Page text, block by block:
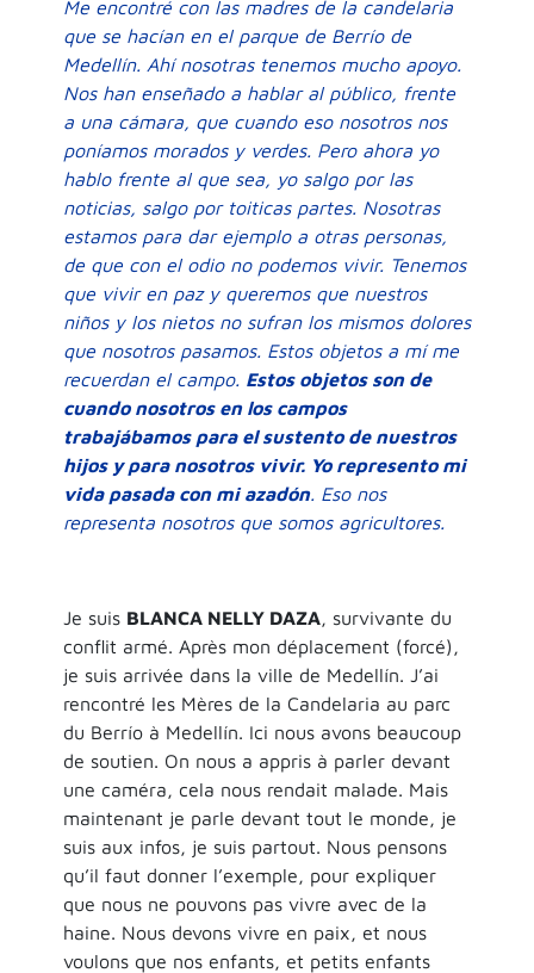
Me encontré con las madres de la candelaria
que se hacían en el parque de Berrío de
Medellín. Ahí nosotras tenemos mucho apoyo.
Nos han enseñado a hablar al público, frente
a una cámara, que cuando eso nosotros nos
poníamos morados y verdes. Pero ahora yo
hablo frente al que sea, yo salgo por las
noticias, salgo por toiticas partes. Nosotras
estamos para dar ejemplo a otras personas,
de que con el odio no podemos vivir. Tenemos
que vivir en paz y queremos que nuestros
niños y los nietos no sufran los mismos dolores
que nosotros pasamos. Estos objetos a mí me
recuerdan el campo. Estos objetos son de
cuando nosotros en los campos
trabajábamos para el sustento de nuestros
hijos y para nosotros vivir. Yo represento mi
vida pasada con mi azadón. Eso nos
representa nosotros que somos agricultores.
Je suis BLANCA NELLY DAZA, survivante du
conflit armé. Après mon déplacement (forcé),
je suis arrivée dans la ville de Medellín. J’ai
rencontré les Mères de la Candelaria au parc
du Berrío à Medellín. Ici nous avons beaucoup
de soutien. On nous a appris à parler devant
une caméra, cela nous rendait malade. Mais
maintenant je parle devant tout le monde, je
suis aux infos, je suis partout. Nous pensons
qu’il faut donner l’exemple, pour expliquer
que nous ne pouvons pas vivre avec de la
haine. Nous devons vivre en paix, et nous
voulons que nos enfants, et petits enfants